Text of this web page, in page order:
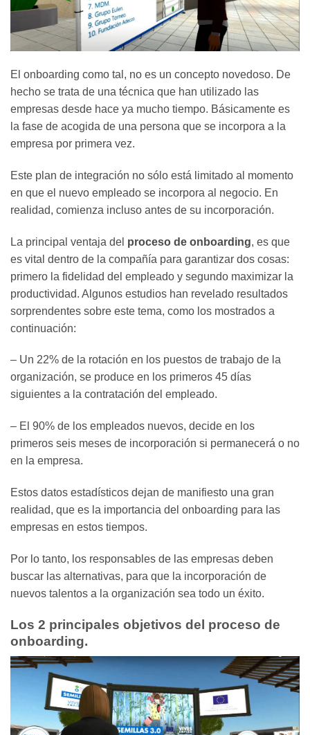
El onboarding como tal, no es un concepto novedoso. De
hecho se trata de una técnica que han utilizado las
empresas desde hace ya mucho tiempo. Básicamente es
la fase de acogida de una persona que se incorpora a la
empresa por primera vez.
Este plan de integración no sólo está limitado al momento
en que el nuevo empleado se incorpora al negocio. En
realidad, comienza incluso antes de su incorporación.
La principal ventaja del proceso de onboarding, es que
es vital dentro de la compañía para garantizar dos cosas:
primero la fidelidad del empleado y segundo maximizar la
productividad. Algunos estudios han revelado resultados
sorprendentes sobre este tema, como los mostrados a
continuación:
– Un 22% de la rotación en los puestos de trabajo de la
organización, se produce en los primeros 45 días
siguientes a la contratación del empleado.
– El 90% de los empleados nuevos, decide en los
primeros seis meses de incorporación si permanecerá o no
en la empresa.
Estos datos estadísticos dejan de manifiesto una gran
realidad, que es la importancia del onboarding para las
empresas en estos tiempos.
Por lo tanto, los responsables de las empresas deben
buscar las alternativas, para que la incorporación de
nuevos talentos a la organización sea todo un éxito.
Los 2 principales objetivos del proceso de
onboarding.